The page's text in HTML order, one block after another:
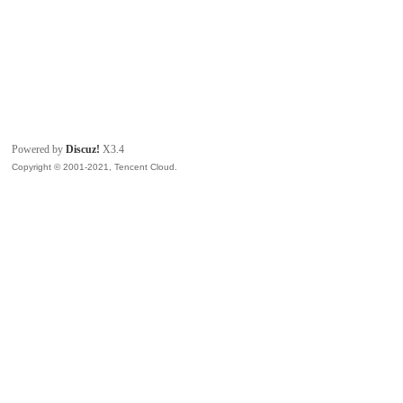
Powered byDiscuz! X3.4
Copyright © 2001-2021, Tencent Cloud.